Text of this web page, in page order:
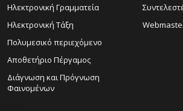
Ηλεκτρονική Γραμματεία
Ηλεκτρονική Τάξη
Πολυμεσικό περιεχόμενο
Αποθετήριο Πέργαμος
Διάγνωση και Πρόγνωση
Φαινομένων